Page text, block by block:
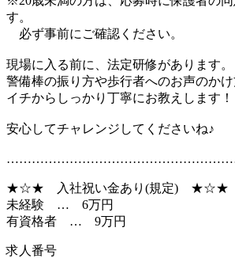
す。
必ず事前にご確認ください。
現場に入る前に、法定研修があります。
警備棒の振り方や歩行者へのお声のか
イチからしっかり丁寧にお教えします！
安心してチャレンジしてくださいね♪
★☆★ 入社祝い金あり(規定) ★☆★
未経験 … 6万円
有資格者 … 9万円
求人番号